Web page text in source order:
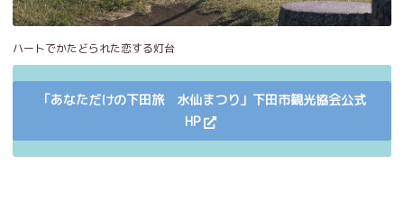
ハートでかたどられた恋する灯台
「あなただけの下田旅 水仙まつり」下田市観光協会公式
HP